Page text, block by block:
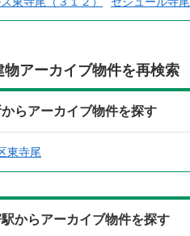
アーカイブ物件を再検索
らアーカイブ物件を探す
東寺尾
からアーカイブ物件を探す